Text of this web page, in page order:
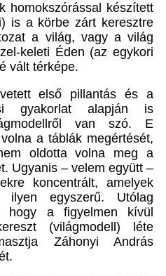
homokszórással készített
is a körbe zárt keresztre
a világ, vagy a világ
keleti Éden (az egykori
vált térképe.
első pillantás és a
gyakorlat alapján is
van szó. E
a táblák megértését,
oldotta volna meg a
Ugyanis – velem együtt –
koncentrált, amelyek
ilyen egyszerű. Utólag
hogy a figyelmen kívül
(világmodell) léte
Záhonyi András